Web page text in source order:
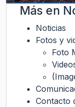
Más en
Noticias
Fotos y
Foto
Contacto